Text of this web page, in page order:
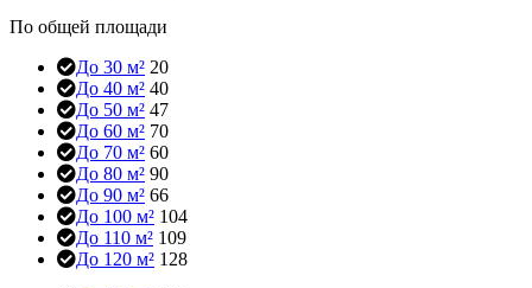
По общей площади
До 30 м² 20
До 40 м² 40
До 50 м² 47
До 60 м² 70
До 70 м² 60
До 80 м² 90
До 90 м² 66
До 100 м² 104
До 110 м² 109
До 120 м² 128